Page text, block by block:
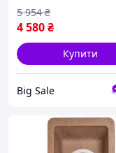
4 580₴
5 954 ₴
Купити
Big Sale